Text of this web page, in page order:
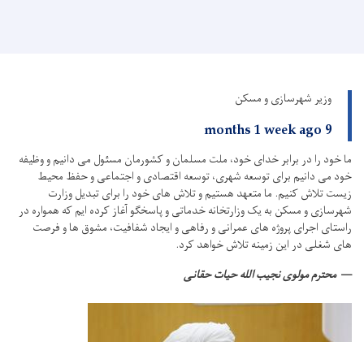
وزیر شهرسازی و مسکن
9 months 1 week ago
ما خود را در برابر خدای خود، ملت مسلمان و کشورمان مسئول می دانیم و وظیفه
خود می دانیم برای توسعه شهری، توسعه اقتصادی و اجتماعی و حفظ محیط
زیست تلاش کنیم. ما متعهد هستیم و تلاش های خود را برای تبدیل وزارت
شهرسازی و مسکن به یک وزارتخانه خدماتی و پاسخگو آغاز کرده ایم که همواره در
راستای اجرای پروژه های عمرانی و رفاهی و ایجاد شفافیت، مشوق ها و فرصت
های شغلی در این زمینه تلاش خواهد کرد.
محترم مولوی نجیب الله حیات حقانی